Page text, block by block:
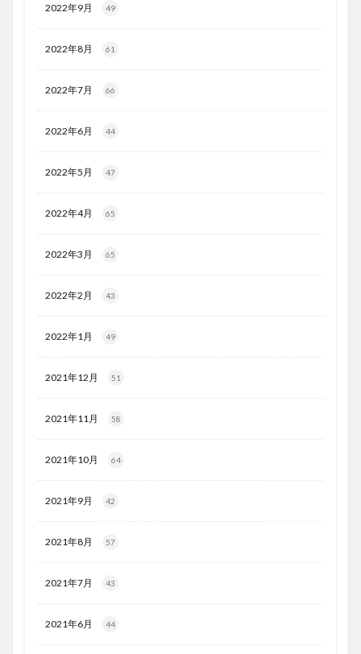
2022年9月 49
2022年8月 61
2022年7月 66
2022年6月 44
2022年5月 47
2022年4月 65
2022年3月 65
2022年2月 43
2022年1月 49
2021年12月 51
2021年11月 58
2021年10月 64
2021年9月 42
2021年8月 57
2021年7月 43
2021年6月 44